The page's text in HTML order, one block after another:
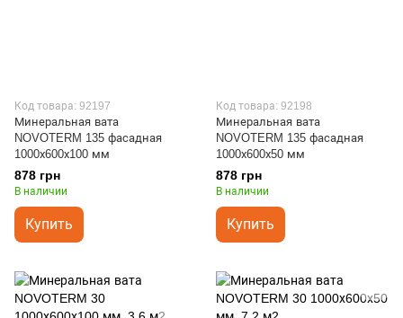
Код товара: 92197
Минеральная вата
NOVOTERM 135 фасадная
1000х600х100 мм
878 грн
В наличии
Купить
Код товара: 92198
Минеральная вата
NOVOTERM 135 фасадная
1000х600х50 мм
878 грн
В наличии
Купить